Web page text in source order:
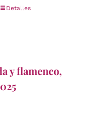
Detalles
y flamenco,